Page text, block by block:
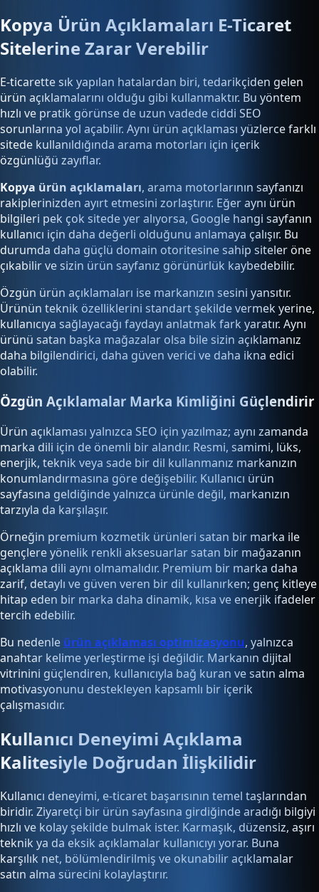
Kopya Ürün Açıklamaları E-Ticaret
Sitelerine Zarar Verebilir
E-ticarette sık yapılan hatalardan biri, tedarikçiden gelen
ürün açıklamalarını olduğu gibi kullanmaktır. Bu yöntem
hızlı ve pratik görünse de uzun vadede ciddi SEO
sorunlarına yol açabilir. Aynı ürün açıklaması yüzlerce farklı
sitede kullanıldığında arama motorları için içerik
özgünlüğü zayıflar.
Kopya ürün açıklamaları, arama motorlarının sayfanızı
rakiplerinizden ayırt etmesini zorlaştırır. Eğer aynı ürün
bilgileri pek çok sitede yer alıyorsa, Google hangi sayfanın
kullanıcı için daha değerli olduğunu anlamaya çalışır. Bu
durumda daha güçlü domain otoritesine sahip siteler öne
çıkabilir ve sizin ürün sayfanız görünürlük kaybedebilir.
Özgün ürün açıklamaları ise markanızın sesini yansıtır.
Ürünün teknik özelliklerini standart şekilde vermek yerine,
kullanıcıya sağlayacağı faydayı anlatmak fark yaratır. Aynı
ürünü satan başka mağazalar olsa bile sizin açıklamanız
daha bilgilendirici, daha güven verici ve daha ikna edici
olabilir.
Özgün Açıklamalar Marka Kimliğini Güçlendirir
Ürün açıklaması yalnızca SEO için yazılmaz; aynı zamanda
marka dili için de önemli bir alandır. Resmi, samimi, lüks,
enerjik, teknik veya sade bir dil kullanmanız markanızın
konumlandırmasına göre değişebilir. Kullanıcı ürün
sayfasına geldiğinde yalnızca ürünle değil, markanızın
tarzıyla da karşılaşır.
Örneğin premium kozmetik ürünleri satan bir marka ile
gençlere yönelik renkli aksesuarlar satan bir mağazanın
açıklama dili aynı olmamalıdır. Premium bir marka daha
zarif, detaylı ve güven veren bir dil kullanırken; genç kitleye
hitap eden bir marka daha dinamik, kısa ve enerjik ifadeler
tercih edebilir.
Bu nedenle ürün açıklaması optimizasyonu, yalnızca
anahtar kelime yerleştirme işi değildir. Markanın dijital
vitrinini güçlendiren, kullanıcıyla bağ kuran ve satın alma
motivasyonunu destekleyen kapsamlı bir içerik
çalışmasıdır.
Kullanıcı Deneyimi Açıklama
Kalitesiyle Doğrudan İlişkilidir
Kullanıcı deneyimi, e-ticaret başarısının temel taşlarından
biridir. Ziyaretçi bir ürün sayfasına girdiğinde aradığı bilgiyi
hızlı ve kolay şekilde bulmak ister. Karmaşık, düzensiz, aşırı
teknik ya da eksik açıklamalar kullanıcıyı yorar. Buna
karşılık net, bölümlendirilmiş ve okunabilir açıklamalar
satın alma sürecini kolaylaştırır.